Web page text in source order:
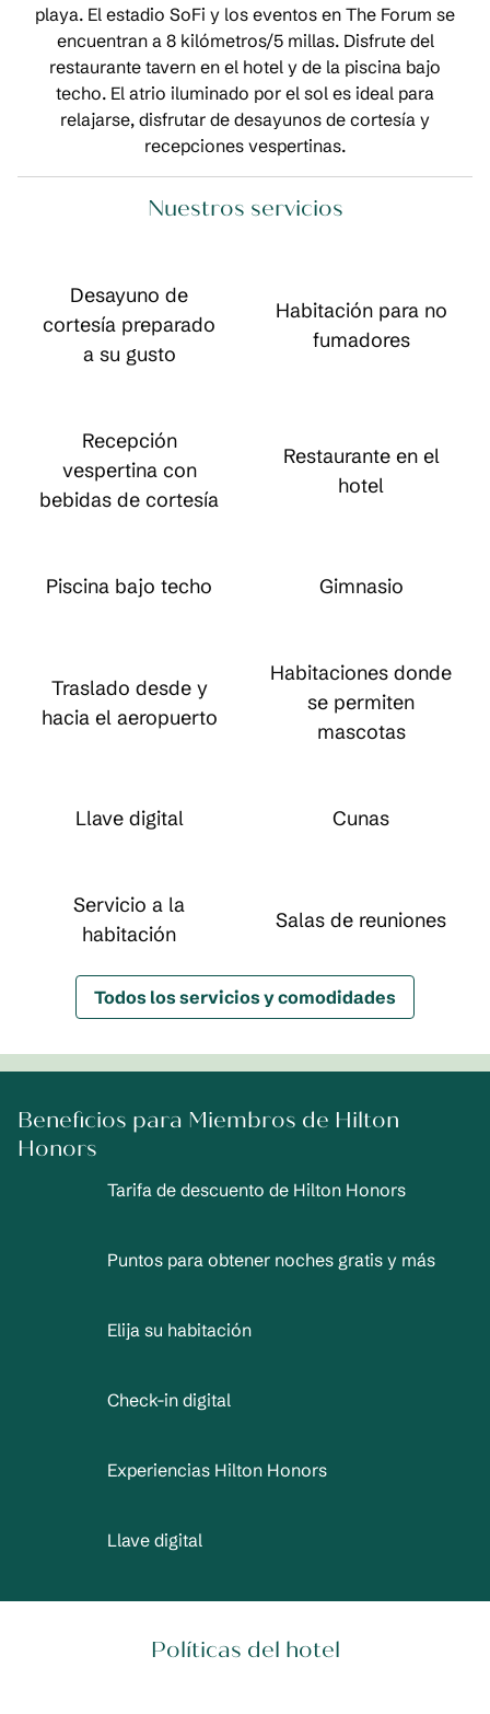
playa. El estadio SoFi y los eventos en The Forum se
encuentran a 8 kilómetros/5 millas. Disfrute del
restaurante tavern en el hotel y de la piscina bajo
techo. El atrio iluminado por el sol es ideal para
relajarse, disfrutar de desayunos de cortesía y
recepciones vespertinas.
Nuestros servicios
Desayuno de
cortesía preparado
a su gusto
Habitación para no
fumadores
Recepción
vespertina con
bebidas de cortesía
Restaurante en el
hotel
Piscina bajo techo Gimnasio
Traslado desde y
hacia el aeropuerto
Habitaciones donde
se permiten
mascotas
Llave digital Cunas
Servicio a la
habitación
Salas de reuniones
Todos los servicios y comodidades
Beneficios para Miembros de Hilton
Honors
Tarifa de descuento de Hilton Honors
Puntos para obtener noches gratis y más
Elija su habitación
Check-in digital
Experiencias Hilton Honors
Llave digital
Políticas del hotel